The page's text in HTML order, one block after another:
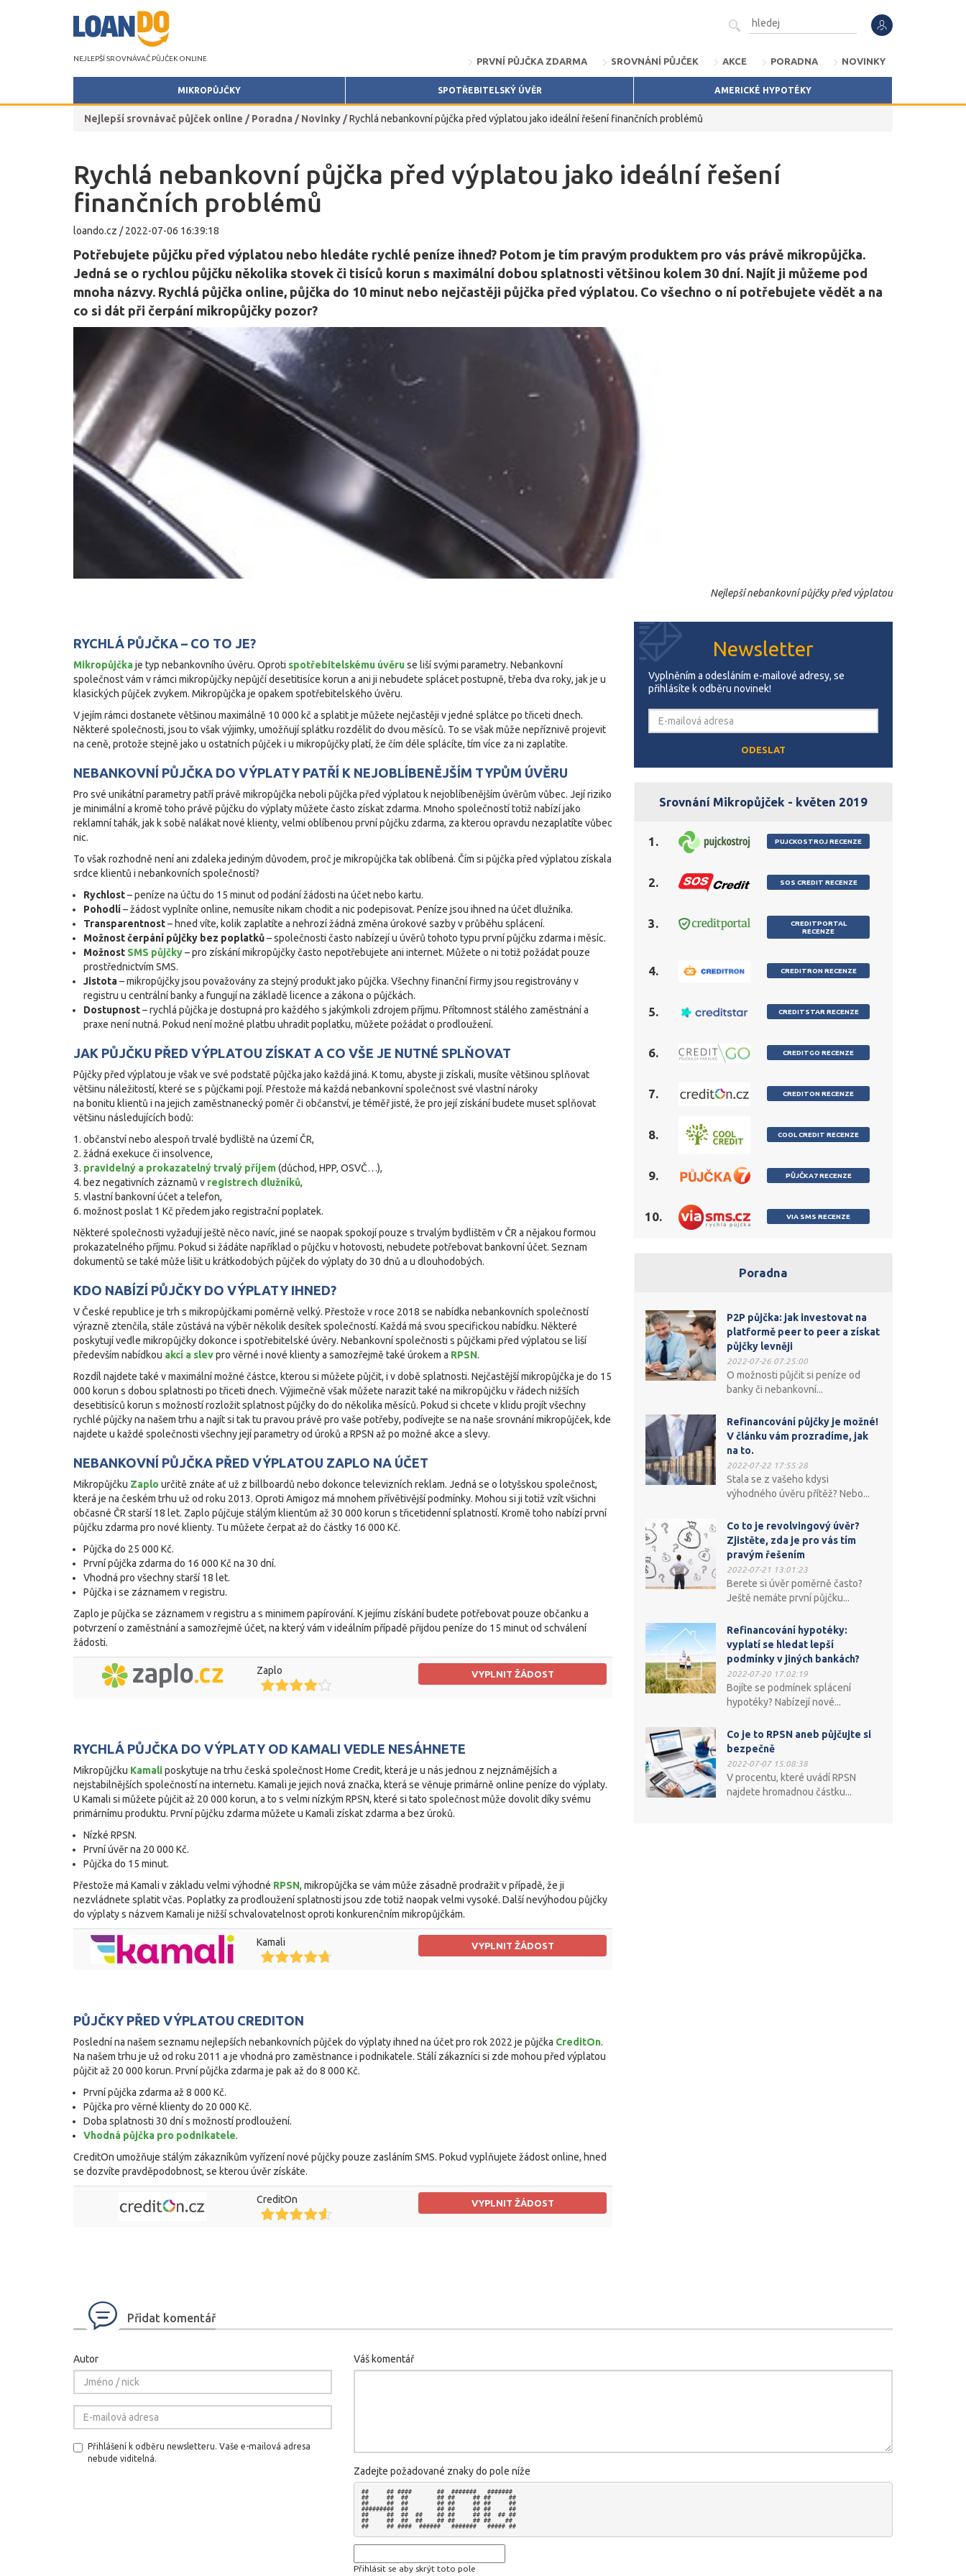
NEJLEPŠÍ SROVNÁVAČ PŮJČEK ONLINE PRVNÍ PŮJČKA ZDARMA SROVNÁNÍ PŮJČEK AKCE PORADNA NOVINKY
MIKROPŮJČKY SPOTŘEBITELSKÝ ÚVĚR AMERICKÉ HYPOTÉKY
Nejlepší srovnávač půjček online /Poradna /Novinky /Rychlá nebankovní půjčka před výplatou jako ideální řešení finančních problémů
Rychlá nebankovní půjčka před výplatou jako ideální řešení
finančních problémů
loando.cz /2022-07-06 16:39:18
Potřebujete půjčku před výplatou nebo hledáte rychlé peníze ihned? Potom je tím pravým produktem pro vás právě mikropůjčka.
Jedná se o rychlou půjčku několika stovek či tisíců korun s maximální dobou splatnosti většinou kolem 30 dní. Najít ji můžeme pod
mnoha názvy. Rychlá půjčka online, půjčka do 10 minut nebo nejčastěji půjčka před výplatou. Co všechno o ní potřebujete vědět a na
co si dát při čerpání mikropůjčky pozor?
Nejlepší nebankovní půjčky před výplatou
RYCHLÁ PŮJČKA – CO TO JE?
Mikropůjčkaje typ nebankovního úvěru. Oproti spotřebitelskému úvěruse liší svými parametry. Nebankovní
společnost vám v rámci mikropůjčky nepůjčí desetitisíce korun a ani ji nebudete splácet postupně, třeba dva roky, jak je u
klasických půjček zvykem. Mikropůjčka je opakem spotřebitelského úvěru.
V jejím rámci dostanete většinou maximálně 10 000 kč a splatit je můžete nejčastěji v jedné splátce po třiceti dnech.
Některé společnosti, jsou to však výjimky, umožňují splátku rozdělit do dvou měsíců. To se však může nepříznivě projevit
na ceně, protože stejně jako u ostatních půjček i u mikropůjčky platí, že čím déle splácíte, tím více za ni zaplatíte.
NEBANKOVNÍ PŮJČKA DO VÝPLATY PATŘÍ K NEJOBLÍBENĚJŠÍM TYPŮM ÚVĚRU
Pro své unikátní parametry patří právě mikropůjčka neboli půjčka před výplatou k nejoblíbenějším úvěrům vůbec. Její riziko
je minimální a kromě toho právě půjčku do výplaty můžete často získat zdarma. Mnoho společností totiž nabízí jako
reklamní tahák, jak k sobě nalákat nové klienty, velmi oblíbenou první půjčku zdarma, za kterou opravdu nezaplatíte vůbec
nic.
To však rozhodně není ani zdaleka jediným důvodem, proč je mikropůjčka tak oblíbená. Čím si půjčka před výplatou získala
srdce klientů i nebankovních společností?
Rychlost– peníze na účtu do 15 minut od podání žádosti na účet nebo kartu.
Pohodlí– žádost vyplníte online, nemusíte nikam chodit a nic podepisovat. Peníze jsou ihned na účet dlužníka.
Transparentnost– hned víte, kolik zaplatíte a nehrozí žádná změna úrokové sazby v průběhu splácení.
Možnost čerpání půjčky bez poplatků– společnosti často nabízejí u úvěrů tohoto typu první půjčku zdarma i měsíc.
Možnost SMS půjčky– pro získání mikropůjčky často nepotřebujete ani internet. Můžete o ni totiž požádat pouze
prostřednictvím SMS.
Jistota– mikropůjčky jsou považovány za stejný produkt jako půjčka. Všechny finanční firmy jsou registrovány v
registru u centrální banky a fungují na základě licence a zákona o půjčkách.
Dostupnost– rychlá půjčka je dostupná pro každého s jakýmkoli zdrojem příjmu. Přítomnost stálého zaměstnání a
praxe není nutná. Pokud není možné platbu uhradit poplatku, můžete požádat o prodloužení.
JAK PŮJČKU PŘED VÝPLATOU ZÍSKAT A CO VŠE JE NUTNÉ SPLŇOVAT
Půjčky před výplatou je však ve své podstatě půjčka jako každá jiná. K tomu, abyste ji získali, musíte většinou splňovat
většinu náležitostí, které se s půjčkami pojí. Přestože má každá nebankovní společnost své vlastní nároky
na bonitu klientů i na jejich zaměstnanecký poměr či občanství, je téměř jisté, že pro její získání budete muset splňovat
většinu následujících bodů:
občanství nebo alespoň trvalé bydliště na území ČR,
žádná exekuce či insolvence,
pravidelný a prokazatelný trvalý příjem(důchod, HPP, OSVČ…),
bez negativních záznamů v registrech dlužníků,
vlastní bankovní účet a telefon,
možnost poslat 1 Kč předem jako registrační poplatek.
Některé společnosti vyžadují ještě něco navíc, jiné se naopak spokojí pouze s trvalým bydlištěm v ČR a nějakou formou
prokazatelného příjmu. Pokud si žádáte například o půjčku v hotovosti, nebudete potřebovat bankovní účet. Seznam
dokumentů se také může lišit u krátkodobých půjček do výplaty do 30 dnů a u dlouhodobých.
KDO NABÍZÍ PŮJČKY DO VÝPLATY IHNED?
V České republice je trh s mikropůjčkami poměrně velký. Přestože v roce 2018 se nabídka nebankovních společností
výrazně ztenčila, stále zůstává na výběr několik desítek společností. Každá má svou specifickou nabídku. Některé
poskytují vedle mikropůjčky dokonce i spotřebitelské úvěry. Nebankovní společnosti s půjčkami před výplatou se liší
především nabídkou akcí a slevpro věrné i nové klienty a samozřejmě také úrokem a RPSN.
Rozdíl najdete také v maximální možné částce, kterou si můžete půjčit, i v době splatnosti. Nejčastější mikropůjčka je do 15
000 korun s dobou splatnosti po třiceti dnech. Výjimečně však můžete narazit také na mikropůjčku v řádech nižších
desetitisíců korun s možností rozložit splatnost půjčky do do několika měsíců. Pokud si chcete v klidu projít všechny
rychlé půjčky na našem trhu a najít si tak tu pravou právě pro vaše potřeby, podívejte se na naše srovnání mikropůjček, kde
najdete u každé společnosti všechny její parametry od úroků a RPSN až po možné akce a slevy.
NEBANKOVNÍ PŮJČKA PŘED VÝPLATOU ZAPLO NA ÚČET
Mikropůjčku Zaplo určitě znáte ať už z billboardů nebo dokonce televizních reklam. Jedná se o lotyšskou společnost,
která je na českém trhu už od roku 2013. Oproti Amigoz má mnohem přívětivější podmínky. Mohou si ji totiž vzít všichni
občasné ČR starší 18 let. Zaplo půjčuje stálým klientům až 30 000 korun s třicetidenní splatností. Kromě toho nabízí první
půjčku zdarma pro nové klienty. Tu můžete čerpat až do částky 16 000 Kč.
Půjčka do 25 000 Kč.
První půjčka zdarma do 16 000 Kč na 30 dní.
Vhodná pro všechny starší 18 let.
Půjčka i se záznamem v registru.
Zaplo je půjčka se záznamem v registru a s minimem papírování. K jejímu získání budete potřebovat pouze občanku a
potvrzení o zaměstnání a samozřejmě účet, na který vám v ideálním případě přijdou peníze do 15 minut od schválení
žádosti.
Zaplo VYPLNIT ŽÁDOST
RYCHLÁ PŮJČKA DO VÝPLATY OD KAMALI VEDLE NESÁHNETE
Mikropůjčku Kamaliposkytuje na trhu česká společnost Home Credit, která je u nás jednou z nejznámějších a
nejstabilnějších společností na internetu. Kamali je jejich nová značka, která se věnuje primárně online peníze do výplaty.
U Kamali si můžete půjčit až 20 000 korun, a to s velmi nízkým RPSN, které si tato společnost může dovolit díky svému
primárnímu produktu. První půjčku zdarma můžete u Kamali získat zdarma a bez úroků.
Nízké RPSN.
První úvěr na 20 000 Kč.
Půjčka do 15 minut.
Přestože má Kamali v základu velmi výhodné RPSN, mikropůjčka se vám může zásadně prodražit v případě, že ji
nezvládnete splatit včas. Poplatky za prodloužení splatnosti jsou zde totiž naopak velmi vysoké. Další nevýhodou půjčky
do výplaty s názvem Kamali je nižší schvalovatelnost oproti konkurenčním mikropůjčkám.
Kamali VYPLNIT ŽÁDOST
PŮJČKY PŘED VÝPLATOU CREDITON
Poslední na našem seznamu nejlepších nebankovních půjček do výplaty ihned na účet pro rok 2022 je půjčka CreditOn.
Na našem trhu je už od roku 2011 a je vhodná pro zaměstnance i podnikatele. Stálí zákazníci si zde mohou před výplatou
půjčit až 20 000 korun. První půjčka zdarma je pak až do 8 000 Kč.
První půjčka zdarma až 8 000 Kč.
Půjčka pro věrné klienty do 20 000 Kč.
Doba splatnosti 30 dní s možností prodloužení.
Vhodná půjčka pro podnikatele.
CreditOn umožňuje stálým zákazníkům vyřízení nové půjčky pouze zasláním SMS. Pokud vyplňujete žádost online, hned
se dozvíte pravděpodobnost, se kterou úvěr získáte.
CreditOn VYPLNIT ŽÁDOST
Newsletter
Vyplněním a odesláním e-mailové adresy, se
přihlásíte k odběru novinek!
Srovnání Mikropůjček - květen 2019
1. PUJCKOSTROJ RECENZE
2. SOS CREDIT RECENZE
3.
CREDITPORTAL
RECENZE
4. CREDITRON RECENZE
5. CREDITSTAR RECENZE
6. CREDITGO RECENZE
7. CREDITON RECENZE
8. COOL CREDIT RECENZE
9. PŮJČKA7 RECENZE
10. VIA SMS RECENZE
Poradna
P2P půjčka: jak investovat na
platformě peer to peer a získat
půjčky levněji
2022-07-26 07:25:00
O možnosti půjčit si peníze od
banky či nebankovní...
Refinancování půjčky je možné!
V článku vám prozradíme, jak
na to.
2022-07-22 17:55:28
Stala se z vašeho kdysi
výhodného úvěru přítěž? Nebo...
Co to je revolvingový úvěr?
Zjistěte, zda je pro vás tím
pravým řešením
2022-07-21 13:01:23
Berete si úvěr poměrně často?
Ještě nemáte první půjčku...
Refinancování hypotéky:
vyplatí se hledat lepší
podmínky v jiných bankách?
2022-07-20 17:02:19
Bojíte se podmínek splácení
hypotéky? Nabízejí nové...
Co je to RPSN aneb půjčujte si
bezpečně
2022-07-07 15:08:38
V procentu, které uvádí RPSN
najdete hromadnou částku...
Přidat komentář
Autor
Přihlášení k odběru newsletteru. Vaše e-mailová adresa
nebude viditelná.
Váš komentář
Zadejte požadované znaky do pole níže
##     ## ####       ##  #######   #######
##     ##  ##        ## ##     ## ##     ##
##     ##  ##        ## ##     ## ##     ##
#########  ##        ## ##     ## ##     ##
##     ##  ##  ##    ## ##     ## ##  ## ##
##     ##  ##  ##    ## ##     ## ##    ##
Přihlásit se aby skrýt toto pole